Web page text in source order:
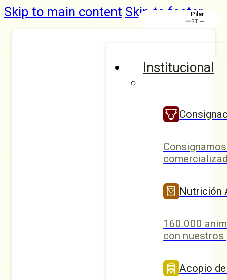
Skip to main content Skip to footer
Institucional
Nutrición
160.000
con
Acopio
Pilar
—ST —